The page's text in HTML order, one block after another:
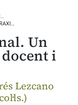
Un
i
Lezcano